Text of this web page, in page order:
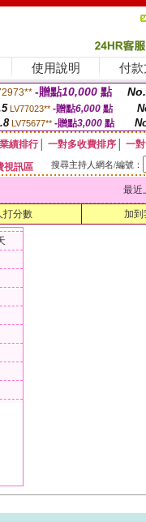
使用說明 付款
-贈點10,000 點
LV77023** -贈點6,000點
LV75677** -贈點3,000點
業績排行│ 一對多收費排序
一
視訊區 搜尋主持人網名/編號：
最近
打分數 加到